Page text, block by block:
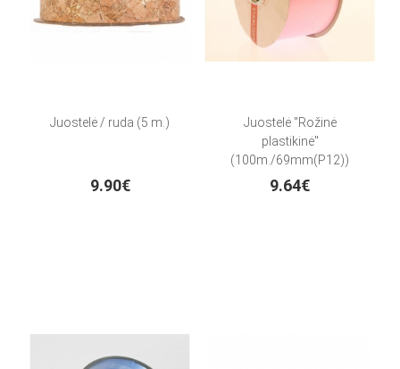
Juostelė / ruda (5 m.)
9.90€
Juostelė "Rožinė
plastikinė"
(100m./69mm(P12))
9.64€